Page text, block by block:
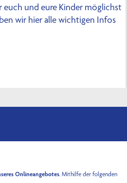
euch und eure Kinder möglichst
wir hier alle wichtigen Infos
Onlineangebotes. Mithilfe der folgenden